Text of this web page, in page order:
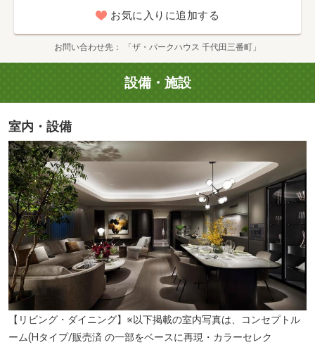
清水谷公園（徒歩20分／約1530m）
お気に入りに追加する
お問い合わせ先 「ザ・パークハウス 千代田三番町」
設備・施設
室内・設備
【リビング・ダイニング】※以下掲載の室内写真は、コンセプトル
ーム(Hタイプ/販売済 の一部をベースに再現・カラーセレク